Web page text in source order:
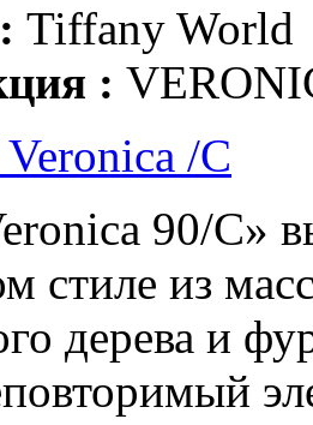
Tiffany World
:
90/C»
стиле из
дерева и